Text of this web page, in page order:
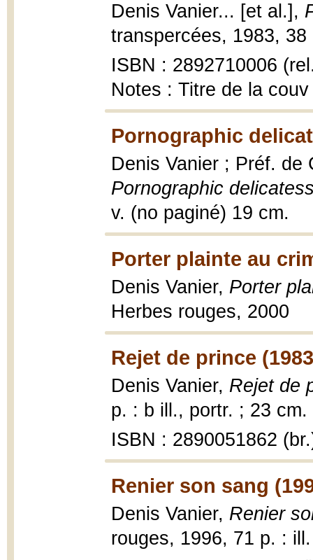
Denis Vanier... [et al.],
transpercées, 1983,
ISBN : 2892710006
Notes : Titre de la couv
Pornographic
Denis Vanier ; Préf. de
Pornographic
v. (no paginé) 19 cm.
Porter plainte au
Denis Vanier, Porter
Herbes rouges, 2000
Rejet de prince
Denis Vanier, Rejet de
p. : b ill., portr. ; 23 cm.
ISBN : 2890051862
Renier son sang
Denis Vanier, Renier
rouges, 1996, 71 p. :